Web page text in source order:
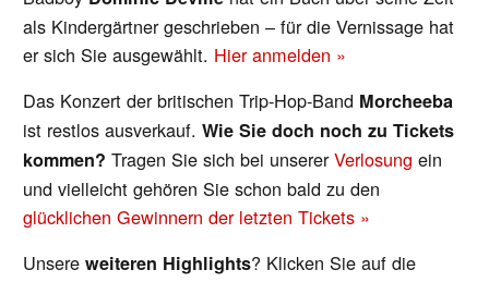
als Kindergärtner geschrieben – für die Vernissage hat
er sich Sie ausgewählt. Hier anmelden »
Das Konzert der britischen Trip-Hop-Band Morcheeba
ist restlos ausverkauf. Wie Sie doch noch zu Tickets
kommen?Tragen Sie sich bei unsererVerlosung ein
und vielleicht gehören Sie schon bald zu den
glücklichen Gewinnern der letzten Tickets »
Unsereweiteren Highlights? Klicken Sie auf die